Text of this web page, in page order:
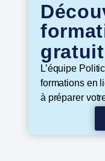
L’équipe
formations en
à préparer